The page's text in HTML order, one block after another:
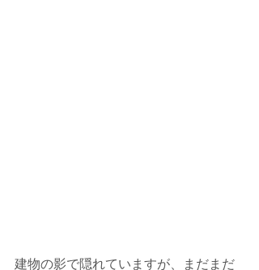
建物の影で隠れていますが、まだまだ